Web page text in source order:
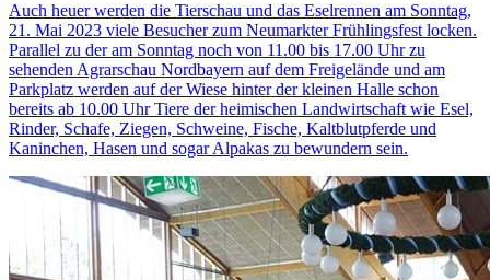
Auch heuer werden die Tierschau und das Eselrennen am Sonntag,
21. Mai 2023 viele Besucher zum Neumarkter Frühlingsfest locken.
Parallel zu der am Sonntag noch von 11.00 bis 17.00 Uhr zu
sehenden Agrarschau Nordbayern auf dem Freigelände und am
Parkplatz werden auf der Wiese hinter der kleinen Halle schon
bereits ab 10.00 Uhr Tiere der heimischen Landwirtschaft wie Esel,
Rinder, Schafe, Ziegen, Schweine, Fische, Kaltblutpferde und
Kaninchen, Hasen und sogar Alpakas zu bewundern sein.